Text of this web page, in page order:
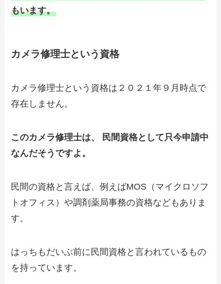
もいます。
カメラ修理士という資格
カメラ修理士という資格は２０２１年９月時点で
存在しません。
このカメラ修理士は、 民間資格として只今申請中
なんだそうですよ。
民間の資格と言えば、例えばMOS（マイクロソフ
トオフィス）や調剤薬局事務の資格などもありま
す。
はっちもだいぶ前に民間資格と言われているもの
を持っています。